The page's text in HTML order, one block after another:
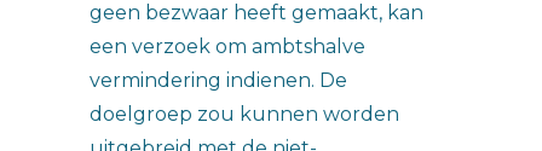
geen bezwaar heeft gemaakt, kan
een verzoek om ambtshalve
vermindering indienen. De
doelgroep zou kunnen worden